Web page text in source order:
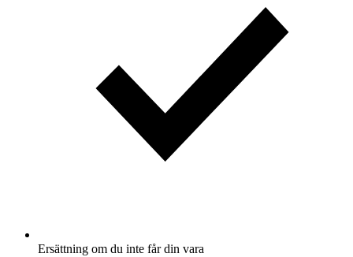
Ersättning om du inte får din vara